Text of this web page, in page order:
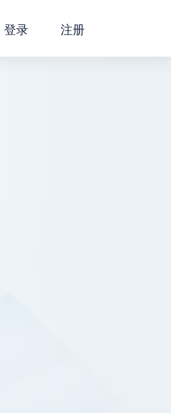
登录 注册